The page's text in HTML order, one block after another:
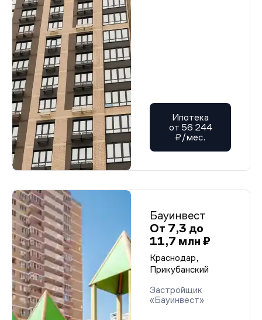
Ипотека
от 56 244
₽/мес.
Бауинвест
От 7,3 до
11,7 млн ₽
Краснодар,
Прикубанский
Застройщик
«Бауинвест»